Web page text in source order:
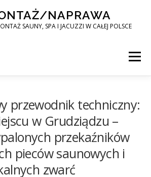
NAPRAWA
SAUNY, SPA I JACUZZI W CAŁEJ POLSCE
Menu
SPA, JACUZI W CAŁEJ POLSCE
przewodnik techniczny:
w Grudziądzu –
przekaźników
pieców saunowych i
zwarć